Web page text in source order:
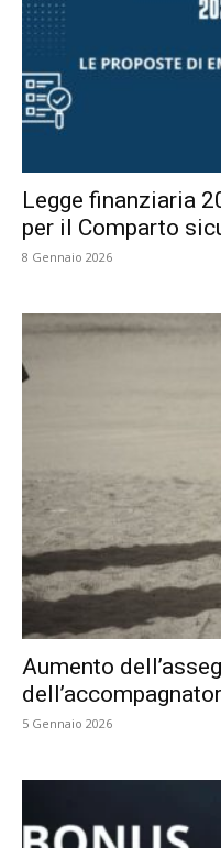
Legge finanziaria
per il Comparto
8 Gennaio 2026
Aumento
5 Gennaio 2026